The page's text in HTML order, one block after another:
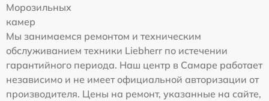
Морозильных
камер
Мы занимаемся ремонтом и техническим
обслуживанием техники Liebherr по истечении
гарантийного периода. Наш центр в Самаре работает
независимо и не имеет официальной авторизации от
производителя. Цены на ремонт, указанные на сайте,